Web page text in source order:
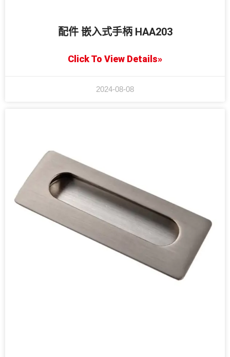
配件 嵌入式手柄 HAA203
Click To View Details»
2024-08-08